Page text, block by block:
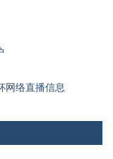
网络直播信息